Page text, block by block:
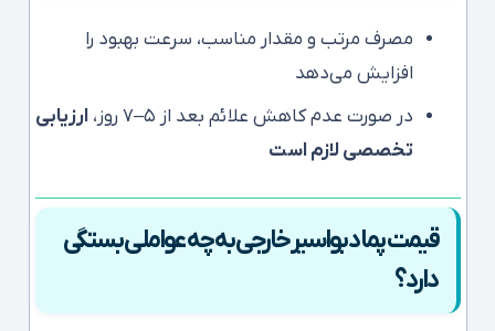
مصرف مرتب و مقدار مناسب، سرعت بهبود را
افزایش می‌دهد
در صورت عدم کاهش علائم بعد از ۵–۷ روز،
ارزیابی
تخصصی لازم است
قیمت پماد بواسیر خارجی به چه عواملی بستگی
دارد؟